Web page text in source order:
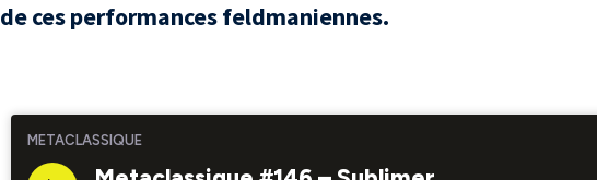
de ces performances feldmaniennes.